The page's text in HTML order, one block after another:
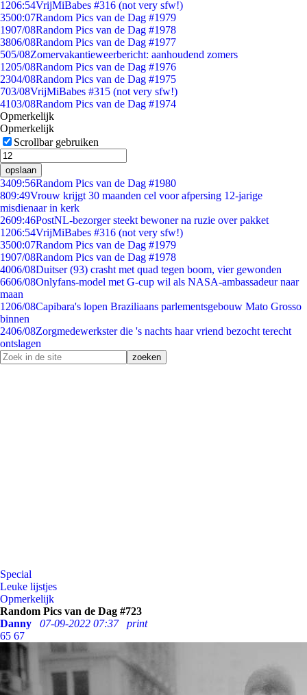
1206:54VrijMiBabes #316 (not very sfw!)
3500:07Random Pics van de Dag #1979
1907/08Random Pics van de Dag #1978
3806/08Random Pics van de Dag #1977
505/08Zomervakantieweerbericht: aanhoudend zomers
1205/08Random Pics van de Dag #1976
2304/08Random Pics van de Dag #1975
703/08VrijMiBabes #315 (not very sfw!)
4103/08Random Pics van de Dag #1974
Opmerkelijk
Opmerkelijk
Scrollbar gebruiken
opslaan
3409:56Random Pics van de Dag #1980
809:49Vrouw krijgt 30 maanden cel voor afpersing 12-jarige
misdienaar in kerk
2609:46PostNL-bezorger steekt bewoner na ruzie over pakket
1206:54VrijMiBabes #316 (not very sfw!)
3500:07Random Pics van de Dag #1979
1907/08Random Pics van de Dag #1978
4006/08Duitser (93) crasht met quad tegen boom, vier gewonden
6606/08Onlyfans-model met G-cup wil als NASA-ambassadeur naar
maan
1206/08Capibara's lopen Braziliaans parlementsgebouw Mato Grosso
binnen
2406/08Zorgmedewerkster die 's nachts haar vriend bezocht terecht
ontslagen
Special
Leuke lijstjes
Opmerkelijk
Random Pics van de Dag #723
Danny
07-09-2022 07:37
print
65 67